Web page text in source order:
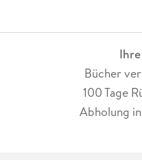
Bücher
100 Tage
Abholung